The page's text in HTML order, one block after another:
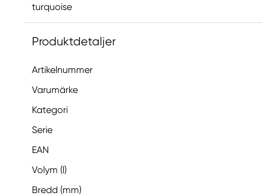
turquoise
Produktdetaljer
Artikelnummer
Varumärke
Kategori
Serie
EAN
Volym (l)
Bredd (mm)